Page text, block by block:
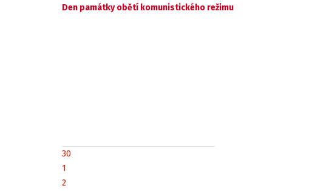
Den památky obětí komunistického režimu
30
1
2